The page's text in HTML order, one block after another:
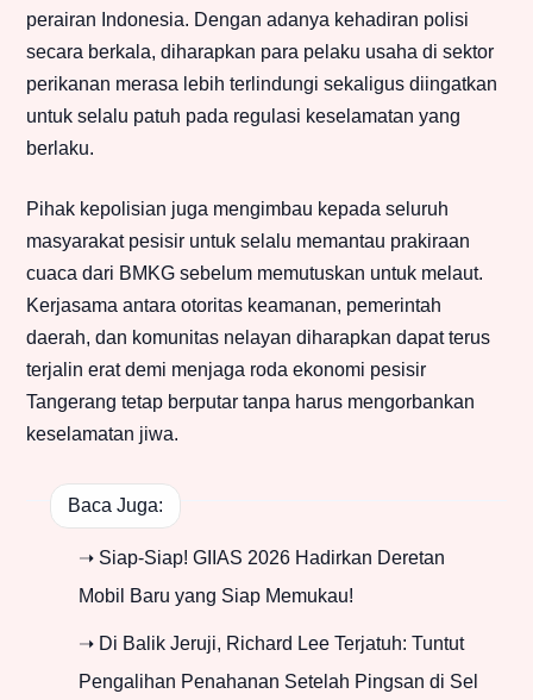
perairan Indonesia. Dengan adanya kehadiran polisi
secara berkala, diharapkan para pelaku usaha di sektor
perikanan merasa lebih terlindungi sekaligus diingatkan
untuk selalu patuh pada regulasi keselamatan yang
berlaku.
Pihak kepolisian juga mengimbau kepada seluruh
masyarakat pesisir untuk selalu memantau prakiraan
cuaca dari BMKG sebelum memutuskan untuk melaut.
Kerjasama antara otoritas keamanan, pemerintah
daerah, dan komunitas nelayan diharapkan dapat terus
terjalin erat demi menjaga roda ekonomi pesisir
Tangerang tetap berputar tanpa harus mengorbankan
keselamatan jiwa.
Baca Juga:
➝ Siap-Siap! GIIAS 2026 Hadirkan Deretan
Mobil Baru yang Siap Memukau!
➝ Di Balik Jeruji, Richard Lee Terjatuh: Tuntut
Pengalihan Penahanan Setelah Pingsan di Sel